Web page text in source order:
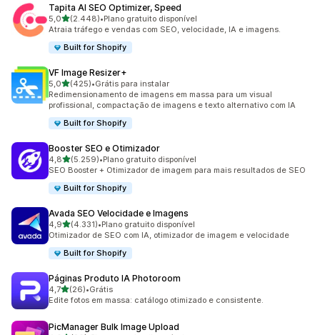
Tapita AI SEO Optimizer, Speed
5,0de 5 estrelas
(2.448)
2448 avaliações ao todo
•Plano gratuito disponível
Atraia tráfego e vendas com SEO, velocidade, IA e imagens.
Built for Shopify
VF Image Resizer+
5,0de 5 estrelas
(425)
425 avaliações ao todo
•Grátis para instalar
Redimensionamento de imagens em massa para um visual
profissional, compactação de imagens e texto alternativo com IA
Built for Shopify
Booster SEO e Otimizador
4,8de 5 estrelas
(5.259)
5259 avaliações ao todo
•Plano gratuito disponível
SEO Booster + Otimizador de imagem para mais resultados de SEO
Built for Shopify
Avada SEO Velocidade e Imagens
4,9de 5 estrelas
(4.331)
4331 avaliações ao todo
•Plano gratuito disponível
Otimizador de SEO com IA, otimizador de imagem e velocidade
Built for Shopify
Páginas Produto IA Photoroom
4,7de 5 estrelas
(26)
26 avaliações ao todo
•Grátis
Edite fotos em massa: catálogo otimizado e consistente.
PicManager Bulk Image Upload